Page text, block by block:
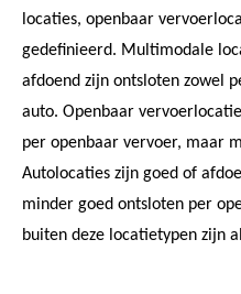
locaties, openbaar
gedefinieerd. Multimodale
afdoend zijn ontsloten zowel
auto. Openbaar
per openbaar vervoer, maar
Autolocaties zijn goed of
minder goed ontsloten per
buiten deze locatietypen zijn